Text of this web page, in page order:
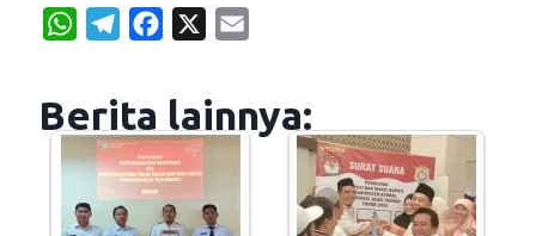
W
t
s
p
e
g
a
e
b
o
i
Berita lainnya: